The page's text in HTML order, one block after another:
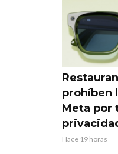
prohíben
Meta por
Hace 19 horas